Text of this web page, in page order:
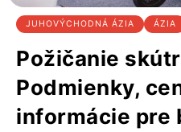
JUHOVÝCHODNÁ ÁZIA ÁZIA
Požičanie
Podmienky,
informácie pre